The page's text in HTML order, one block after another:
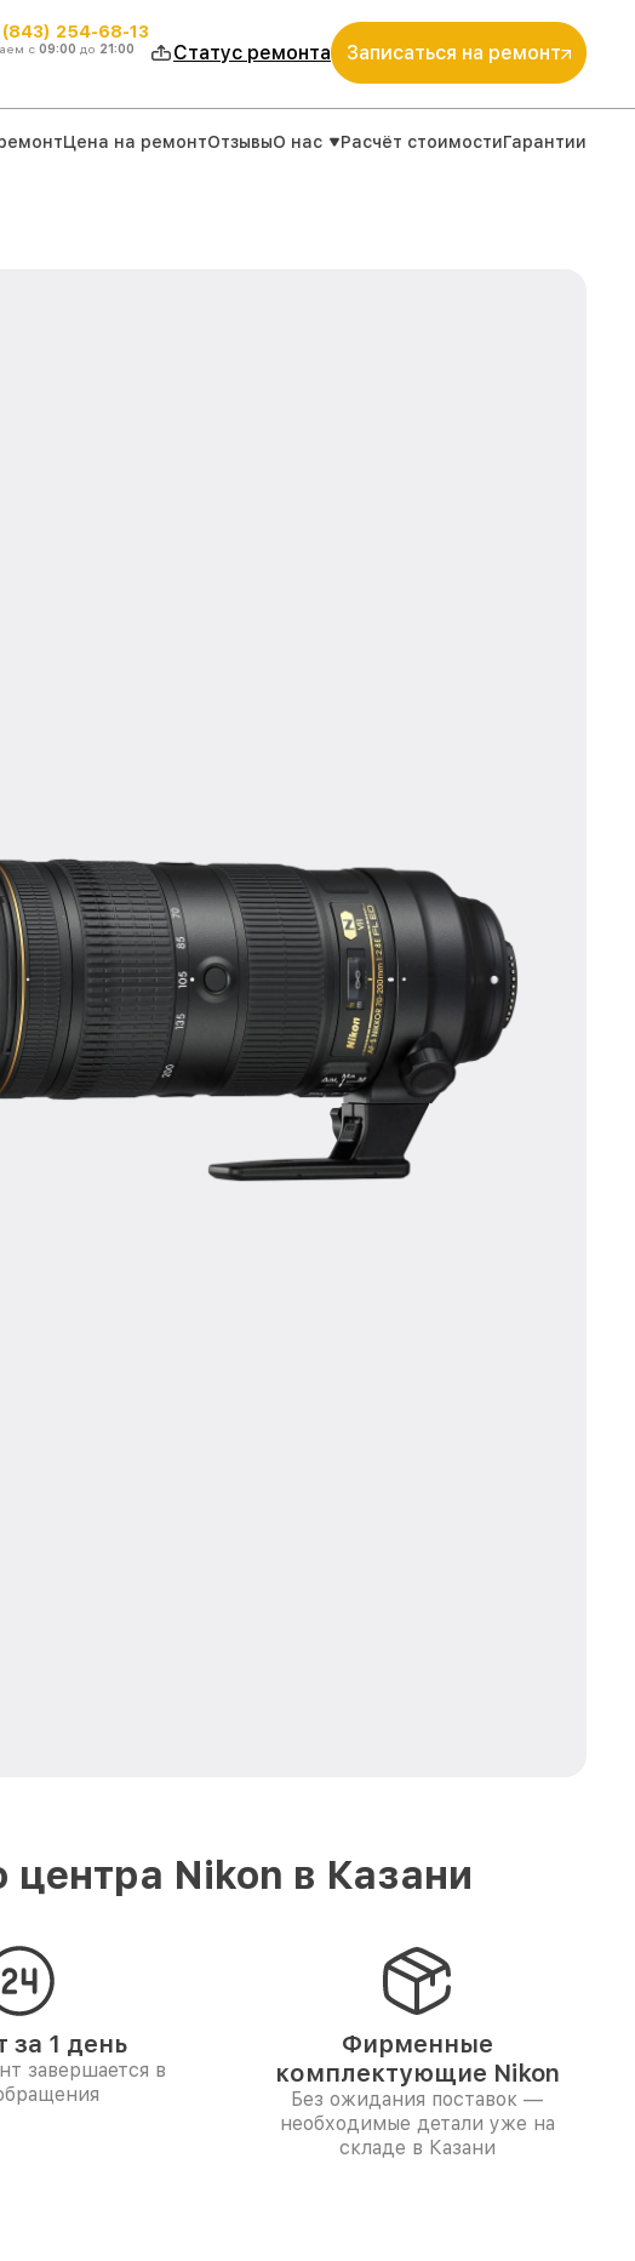
(843) 254-68-13
с 09:00 до 21:00 Статус ремонта Записаться на ремонт
Цена на ремонтОтзывыО нас Расчёт стоимостиГарантии
Nikon в Казани
за 1 день
завершается в
Фирменные
комплектующие Nikon
Без ожидания поставок —
необходимые детали уже на
складе в Казани